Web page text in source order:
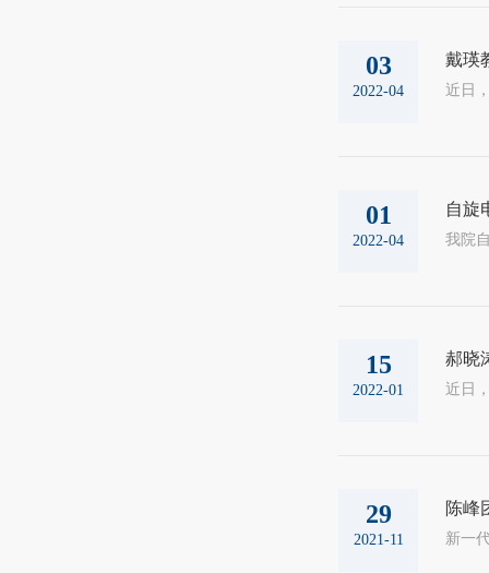
03
2022-04
戴瑛
01
2022-04
自旋
15
2022-01
郝晓
29
2021-11
陈峰